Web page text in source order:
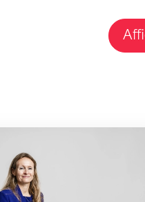
la nouvelle